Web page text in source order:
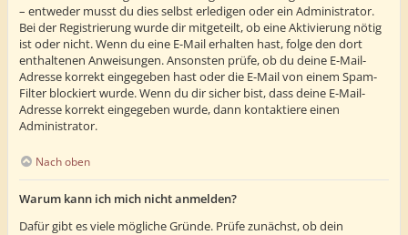
– entweder musst du dies selbst erledigen oder ein Administrator.
Bei der Registrierung wurde dir mitgeteilt, ob eine Aktivierung nötig
ist oder nicht. Wenn du eine E-Mail erhalten hast, folge den dort
enthaltenen Anweisungen. Ansonsten prüfe, ob du deine E-Mail-
Adresse korrekt eingegeben hast oder die E-Mail von einem Spam-
Filter blockiert wurde. Wenn du dir sicher bist, dass deine E-Mail-
Adresse korrekt eingegeben wurde, dann kontaktiere einen
Administrator.
Nach oben
Warum kann ich mich nicht anmelden?
Dafür gibt es viele mögliche Gründe. Prüfe zunächst, ob dein